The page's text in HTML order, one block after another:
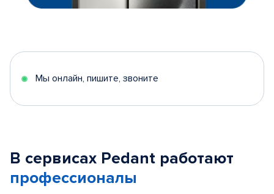
Мы онлайн, пишите, звоните
В сервисах Pedant работают
профессионалы